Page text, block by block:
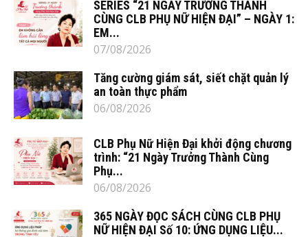
SERIES “21 NGÀY TRƯỞNG THÀNH
CÙNG CLB PHỤ NỮ HIỆN ĐẠI” – NGÀY 1:
EM...
07/08/2026
Tăng cường giám sát, siết chặt quản lý
an toàn thực phẩm
06/08/2026
CLB Phụ Nữ Hiện Đại khởi động chương
trình: “21 Ngày Trưởng Thành Cùng
Phụ...
06/08/2026
365 NGÀY ĐỌC SÁCH CÙNG CLB PHỤ
NỮ HIỆN ĐẠI Số 10: ỨNG DỤNG LIỆU...